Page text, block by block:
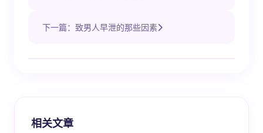
下一篇：致男人早泄的那些因素
相关文章